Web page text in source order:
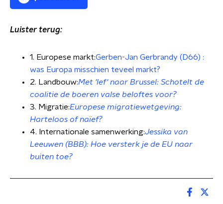
Luister terug:
1. Europese markt:Gerben-Jan Gerbrandy (D66) :
was Europa misschien teveel markt?
2. Landbouw:Met 'lef' naar Brussel: Schotelt de
coalitie de boeren valse beloftes voor?
3. Migratie:Europese migratiewetgeving:
Harteloos of naïef?
4. Internationale samenwerking:Jessika van
Leeuwen (BBB): Hoe versterk je de EU naar
buiten toe?